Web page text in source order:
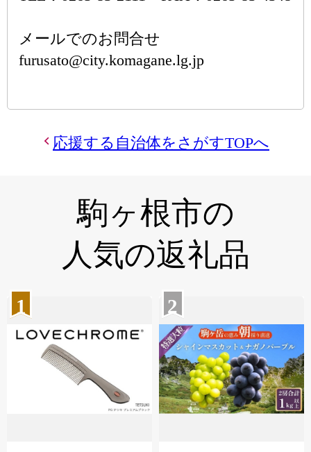
メールでのお問合せ
furusato@city.komagane.lg.jp
応援する自治体をさがすTOPへ
駒ヶ根市の
人気の返礼品
1 2